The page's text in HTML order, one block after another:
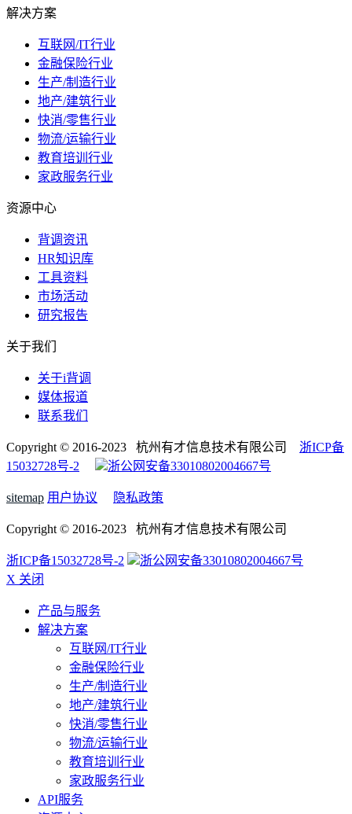
解决方案
互联网/IT行业
金融保险行业
生产/制造行业
地产/建筑行业
快消/零售行业
物流/运输行业
教育培训行业
家政服务行业
资源中心
背调资讯
HR知识库
工具资料
市场活动
研究报告
关于我们
关于i背调
媒体报道
联系我们
Copyright © 2016-2023 杭州有才信息技术有限公司 浙ICP备
15032728号-2
浙公网安备33010802004667号
sitemap 用户协议 隐私政策
Copyright © 2016-2023 杭州有才信息技术有限公司
浙ICP备15032728号-2
浙公网安备33010802004667号
X 关闭
产品与服务
解决方案
互联网/IT行业
金融保险行业
生产/制造行业
地产/建筑行业
快消/零售行业
物流/运输行业
教育培训行业
家政服务行业
API服务